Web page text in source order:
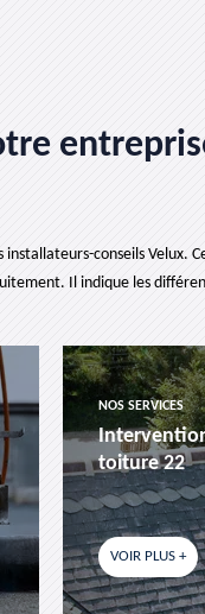
conseils Velux.
Il indique les
NOS SERVICES
toiture 22
VOIR PLUS +